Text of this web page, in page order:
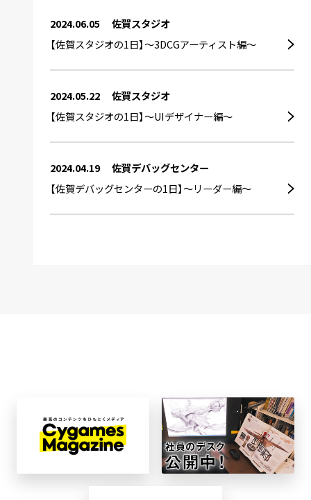
2024.06.05
佐賀スタジオ
【佐賀スタジオの1日】～3DCGアーティスト編～
2024.05.22
佐賀スタジオ
【佐賀スタジオの1日】～UIデザイナー編～
2024.04.19
佐賀デバッグセンター
【佐賀デバッグセンターの1日】～リーダー編～